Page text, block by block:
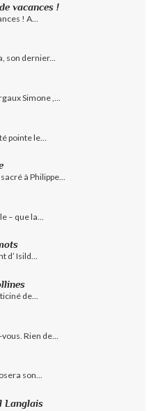
vacances !
! A...
son dernier...
Simone ,...
pointe le...
à Philippe...
– que la...
d’ Isild...
de...
Rien de...
son...
Langlais